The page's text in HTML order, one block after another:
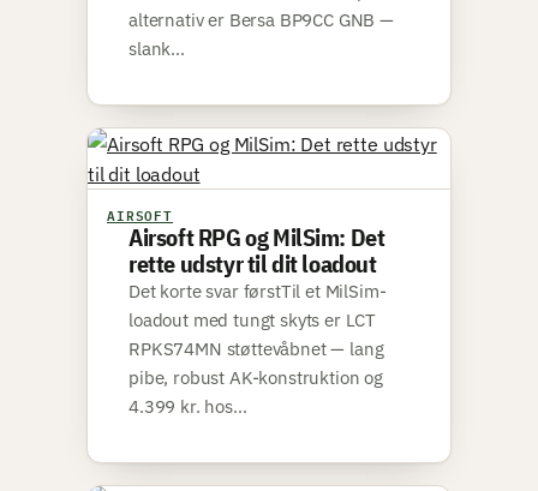
alternativ er Bersa BP9CC GNB —
slank…
AIRSOFT
Airsoft RPG og MilSim: Det
rette udstyr til dit loadout
Det korte svar førstTil et MilSim-
loadout med tungt skyts er LCT
RPKS74MN støttevåbnet — lang
pibe, robust AK-konstruktion og
4.399 kr. hos…